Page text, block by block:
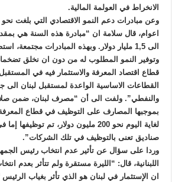
الانخراط في العولمة المالية.
اعوام، قال سلامة ان “مبادرة هذه السنة هي
الى 1,5 مليار دولار. وبهذه المبادرات مجتمعة،
وتوفير النمو المطلوب له من دون ان نخلق
قطاع اقتصاد المعرفة والاستثمار فيه في
القطاعات الاساسية الواعدة لمستقبل لبنان الى
والنفطي”. ولفت الى أن “مصرف لبنان، ضمن
بموجبها المصارف على التوظيف في قطاع
لغاية اليوم نحو 200 مليون دولار، تم
صناديق تعنى بالتوظيف في تلك الشركات”.
وردا على سؤال عن تأثير عدم انتخاب رئيس
اللبنانية، قال: “الليرة مستقرة ولم تتأثر بعدم
ان الإستثمار في لبنان هو الذي تأثر بغياب